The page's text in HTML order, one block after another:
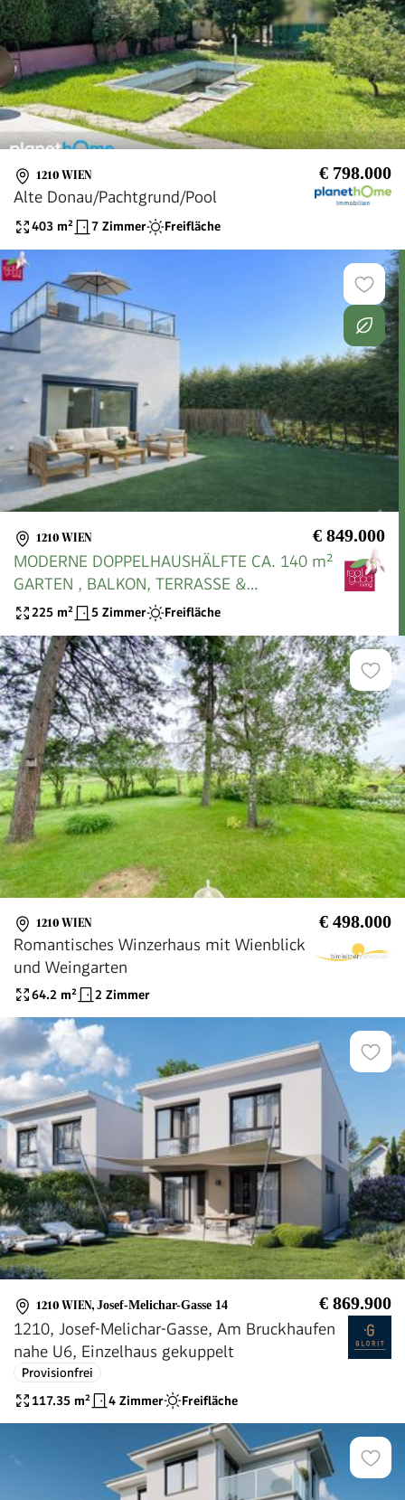
1210 WIEN € 798.000
Alte Donau/Pachtgrund/Pool
403 m² 7 Zimmer Freifläche
1210 WIEN € 849.000
MODERNE DOPPELHAUSHÄLFTE CA. 140 m²
GARTEN , BALKON, TERRASSE &
DACHTERRASSE BELAGSFERTIG in 1210 WIEN
225 m² 5 Zimmer Freifläche
1210 WIEN € 498.000
Romantisches Winzerhaus mit Wienblick
und Weingarten
64.2 m² 2 Zimmer
1210 WIEN, Josef-Melichar-Gasse 14 € 869.900
1210, Josef-Melichar-Gasse, Am Bruckhaufen
nahe U6, Einzelhaus gekuppelt
Provisionfrei
117.35 m² 4 Zimmer Freifläche